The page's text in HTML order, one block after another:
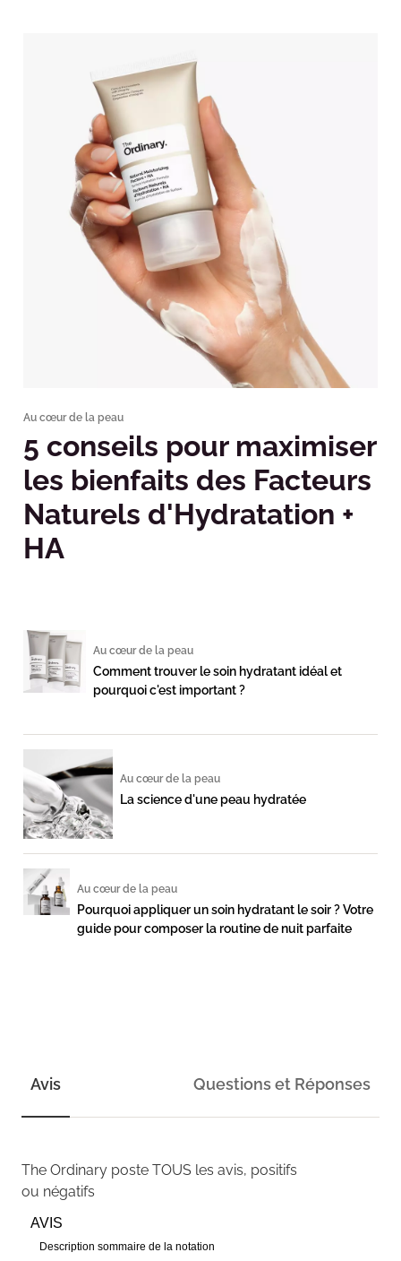
Au cœur de la peau
5 conseils pour maximiser
les bienfaits des Facteurs
Naturels d'Hydratation +
HA
Au cœur de la peau
Comment trouver le soin hydratant idéal et
pourquoi c'est important ?
Au cœur de la peau
La science d'une peau hydratée
Au cœur de la peau
Pourquoi appliquer un soin hydratant le soir ? Votre
guide pour composer la routine de nuit parfaite
Avis Questions et Réponses
The Ordinary poste TOUS les avis, positifs
ou négatifs